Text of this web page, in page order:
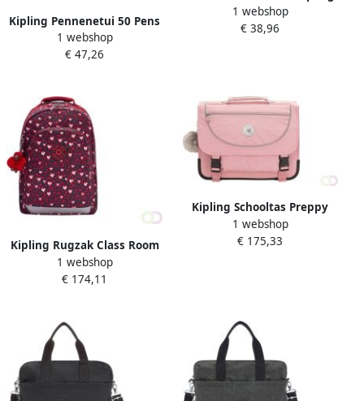
Kipling Pennenetui 50 Pens
Heart Festival
1 webshop
€ 47,26
50 Pens Playful Grey
1 webshop
€ 38,96
Kipling Rugzak Class Room
Groot ''Heart Festival''
1 webshop
€ 174,11
Kipling Schooltas Preppy
Homemade Stars
1 webshop
€ 175,33